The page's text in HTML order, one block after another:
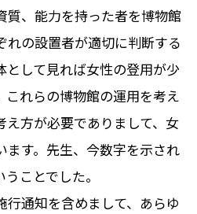
、能力を持った者を博物館
れの設置者が適切に判断する
として見れば女性の登用が少
これらの博物館の運用を考え
え方が必要でありまして、女
ます。先生、今数字を示され
ことでした。
通知を含めまして、あらゆ